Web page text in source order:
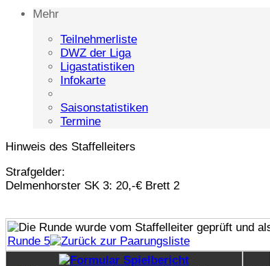
Mehr
Teilnehmerliste
DWZ der Liga
Ligastatistiken
Infokarte
Saisonstatistiken
Termine
Hinweis des Staffelleiters
Strafgelder:
Delmenhorster SK 3: 20,-€ Brett 2
Runde 5